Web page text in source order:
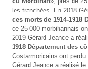
les tranchées. En 2018
des morts de 1914-1918
de 25 000 morbihannais
2019 Gérard Jeance a
1918 Département des
Costarmoricains ont
Gérard Jeance a réalisé le